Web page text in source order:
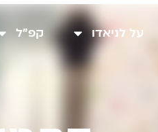
על לניאדו קפ"ל